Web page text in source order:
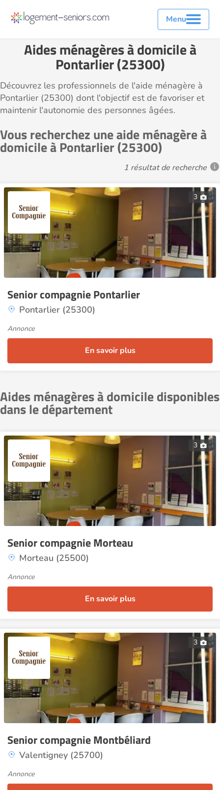
Menu
Aides ménagères à domicile à
Pontarlier (25300)
Découvrez les professionnels de l'aide ménagère à
Pontarlier (25300) dont l'objectif est de favoriser et
maintenir l'autonomie des personnes âgées.
Vous recherchez une aide ménagère à
domicile à Pontarlier (25300)
1 résultat de recherche
3
Senior compagnie Pontarlier
Pontarlier (25300)
Annonce
En savoir plus
Aides ménagères à domicile disponibles
dans le département
3
Senior compagnie Morteau
Morteau (25500)
Annonce
En savoir plus
3
Senior compagnie Montbéliard
Valentigney (25700)
Annonce